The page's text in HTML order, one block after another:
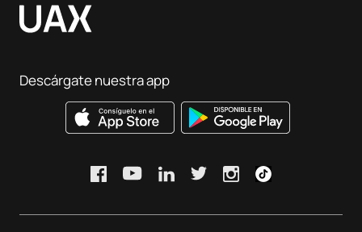
Descárgate nuestra app